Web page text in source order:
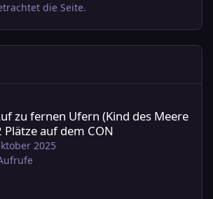
die Seite.
zu fernen Ufern (Kind des Meere
Plätze auf dem CON
2025